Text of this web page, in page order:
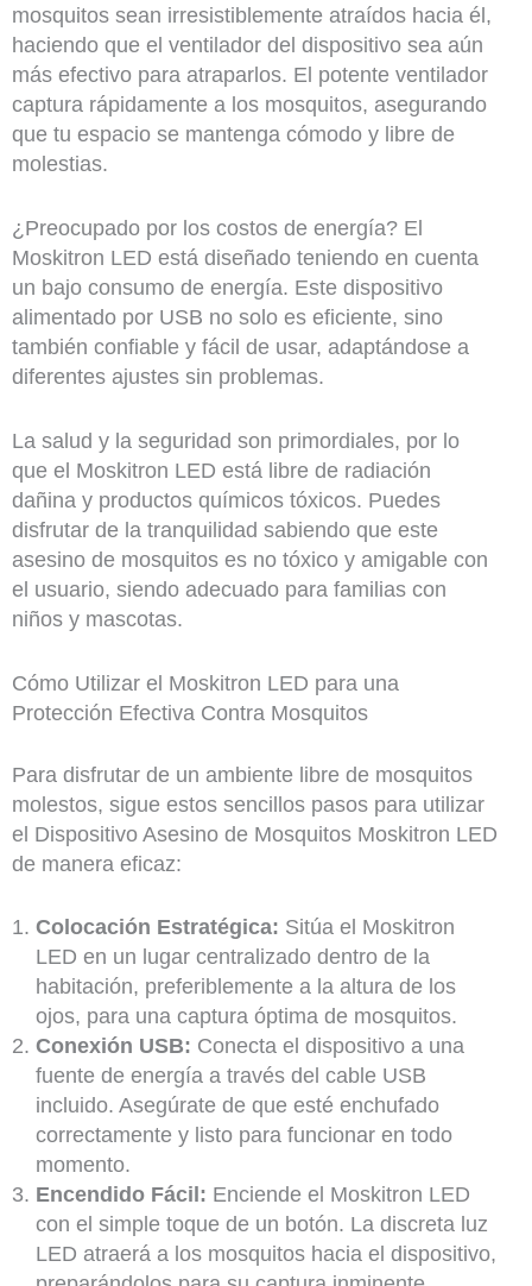
mosquitos sean irresistiblemente atraídos hacia él,
haciendo que el ventilador del dispositivo sea aún
más efectivo para atraparlos. El potente ventilador
captura rápidamente a los mosquitos, asegurando
que tu espacio se mantenga cómodo y libre de
molestias.
¿Preocupado por los costos de energía? El
Moskitron LED está diseñado teniendo en cuenta
un bajo consumo de energía. Este dispositivo
alimentado por USB no solo es eficiente, sino
también confiable y fácil de usar, adaptándose a
diferentes ajustes sin problemas.
La salud y la seguridad son primordiales, por lo
que el Moskitron LED está libre de radiación
dañina y productos químicos tóxicos. Puedes
disfrutar de la tranquilidad sabiendo que este
asesino de mosquitos es no tóxico y amigable con
el usuario, siendo adecuado para familias con
niños y mascotas.
Cómo Utilizar el Moskitron LED para una
Protección Efectiva Contra Mosquitos
Para disfrutar de un ambiente libre de mosquitos
molestos, sigue estos sencillos pasos para utilizar
el Dispositivo Asesino de Mosquitos Moskitron LED
de manera eficaz:
Colocación Estratégica: Sitúa el Moskitron
LED en un lugar centralizado dentro de la
habitación, preferiblemente a la altura de los
ojos, para una captura óptima de mosquitos.
Conexión USB: Conecta el dispositivo a una
fuente de energía a través del cable USB
incluido. Asegúrate de que esté enchufado
correctamente y listo para funcionar en todo
momento.
Encendido Fácil: Enciende el Moskitron LED
con el simple toque de un botón. La discreta luz
LED atraerá a los mosquitos hacia el dispositivo,